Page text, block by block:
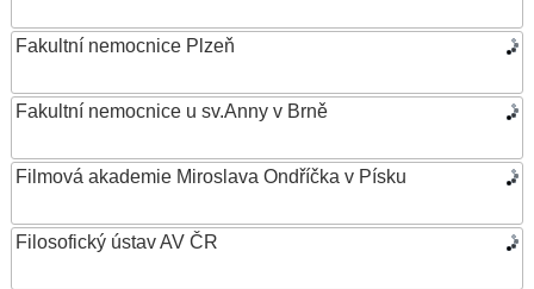
Fakultní nemocnice Plzeň
Fakultní nemocnice u sv.Anny v Brně
Filmová akademie Miroslava Ondříčka v Písku
Filosofický ústav AV ČR